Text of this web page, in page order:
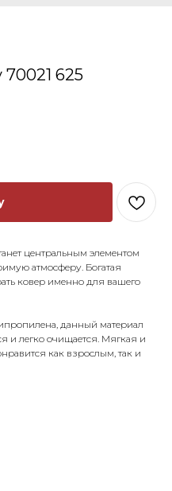
625
центральным элементом
атмосферу. Богатая
ковер именно для вашего
данный материал
и легко очищается. Мягкая и
как взрослым, так и